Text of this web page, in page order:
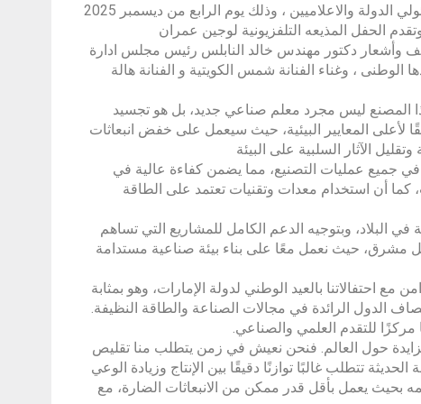
الشيخ دعيج جابر العلي الصباح ومجموعة من السفراء والدبلوماسيين ومسئولي الدولة والاعلاميين ، وذلك يوم الرابع من ديسمبر 2025
الحفل المذيعه التلفزيونية لوجين عمران
وأشعار دكتور مهندس خالد النابلس رئيس مجلس ادارة
، وغناء الفنانة شمس الكويتية و الفنانة هالة
المصنع ليس مجرد معلم صناعي جديد، بل هو تجسيد
لأعلى المعايير البيئية، حيث سيعمل على خفض انبعاثات
الآثار السلبية على البيئة
في جميع عمليات التصنيع، مما يضمن كفاءة عالية في
كما أن استخدام معدات وتقنيات تعتمد على الطاقة
في البلاد، وبتوجيه الدعم الكامل للمشاريع التي تساهم
مشرق، حيث نعمل معًا على بناء بيئة صناعية مستدامة
احتفالاتنا بالعيد الوطني لدولة الإمارات، وهو بمثابة
الدول الرائدة في مجالات الصناعة والطاقة النظيفة.
مركزًا للتقدم العلمي والصناعي.
حول العالم. فنحن نعيش في زمن يتطلب منا تقليص
تتطلب غالبًا توازنًا دقيقًا بين الإنتاج وزيادة الوعي
بحيث يعمل بأقل قدر ممكن من الانبعاثات الضارة، مع